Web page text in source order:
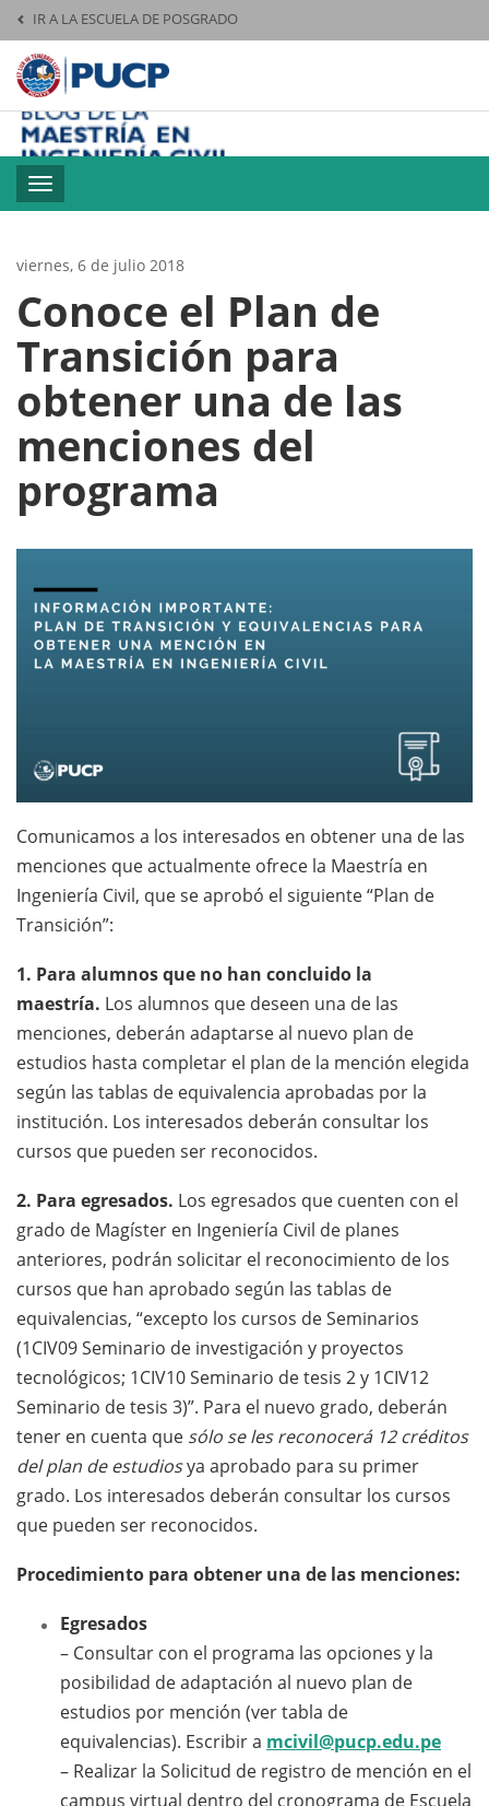
IR A LA ESCUELA DE POSGRADO
Pontificia
Toggle
navigation
viernes, 6 de julio 2018
Conoce el Plan de
Transición para
obtener una de las
menciones del
programa
Comunicamos a los interesados en obtener una de las
menciones que actualmente ofrece la Maestría en
Ingeniería Civil, que se aprobó el siguiente “Plan de
Transición”:
1. Para alumnos que no han concluido la
maestría. Los alumnos que deseen una de las
menciones, deberán adaptarse al nuevo plan de
estudios hasta completar el plan de la mención elegida
según las tablas de equivalencia aprobadas por la
institución. Los interesados deberán consultar los
cursos que pueden ser reconocidos.
2. Para egresados. Los egresados que cuenten con el
grado de Magíster en Ingeniería Civil de planes
anteriores, podrán solicitar el reconocimiento de los
cursos que han aprobado según las tablas de
equivalencias, “excepto los cursos de Seminarios
(1CIV09 Seminario de investigación y proyectos
tecnológicos; 1CIV10 Seminario de tesis 2 y 1CIV12
Seminario de tesis 3)”. Para el nuevo grado, deberán
tener en cuenta que sólo se les reconocerá 12 créditos
del plan de estudiosya aprobado para su primer
grado. Los interesados deberán consultar los cursos
que pueden ser reconocidos.
Procedimiento para obtener una de las menciones:
Egresados
– Consultar con el programa las opciones y la
posibilidad de adaptación al nuevo plan de
estudios por mención (ver tabla de
equivalencias). Escribir a mcivil@pucp.edu.pe
– Realizar la Solicitud de registro de mención en el
campus virtual dentro del cronograma de Escuela